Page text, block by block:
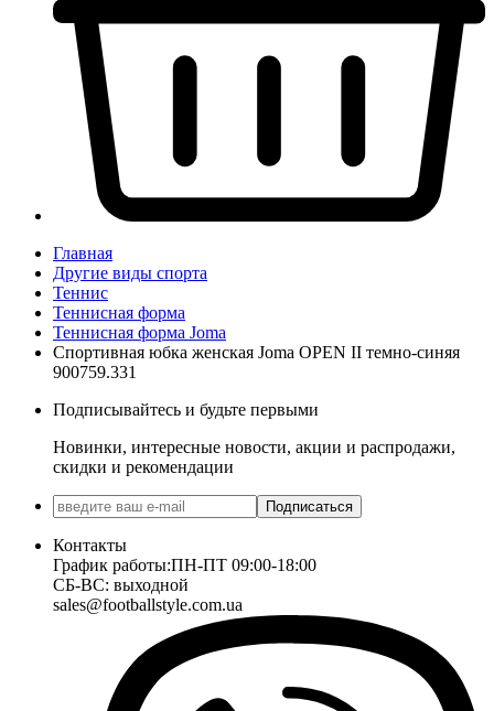
Главная
Другие виды спорта
Теннис
Теннисная форма
Теннисная форма Joma
Спортивная юбка женская Joma OPEN II темно-синяя
900759.331
Подписывайтесь и будьте первыми
Новинки, интересные новости, акции и распродажи,
скидки и рекомендации
Подписаться
Контакты
График работы:ПН-ПТ 09:00-18:00
СБ-ВС: выходной
sales@footballstyle.com.ua